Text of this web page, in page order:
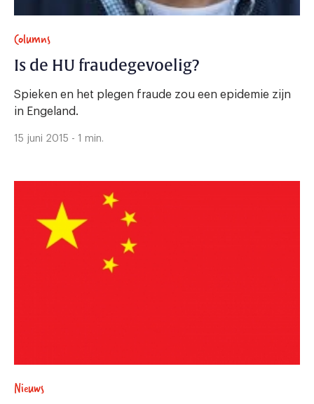
Columns
Is de HU fraudegevoelig?
Spieken en het plegen fraude zou een epidemie zijn
in Engeland.
15 juni 2015 - 1 min.
Nieuws